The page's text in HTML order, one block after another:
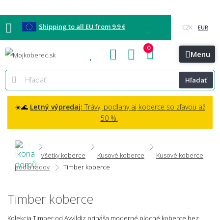
Shipping to all EU from 9.9 €
Blog Kontakt Menu
Hľadať
0
☀️🌊 Letný výpredaj: Trávy, podlahy aj koberce so zľavou až
50 %.
Všetky koberce Kusové koberce
Kusové koberce
podľa radov
Timber koberce
Timber koberce
Kolekcia Timber od Ayyildiz prináša moderné ploché koberce bez